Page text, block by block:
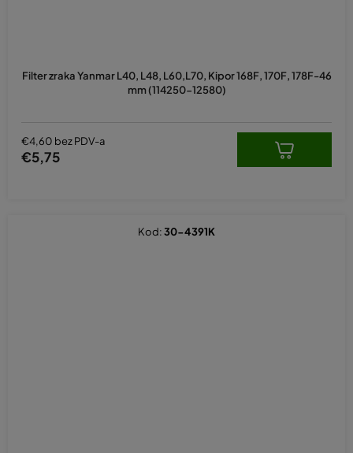
Filter zraka Yanmar L40, L48, L60,L70, Kipor 168F, 170F, 178F-46
mm (114250-12580)
proizvoda
je
€4,60 bez PDV-a
€5,75
Kod:30-4391K